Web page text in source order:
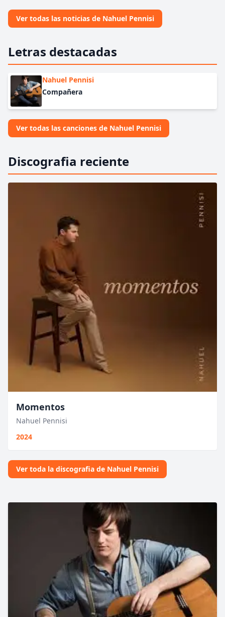
Ver todas las noticias de Nahuel Pennisi
Letras destacadas
Nahuel Pennisi
Compañera
Ver todas las canciones de Nahuel Pennisi
Discografia reciente
Momentos
Nahuel Pennisi
2024
Ver toda la discografia de Nahuel Pennisi